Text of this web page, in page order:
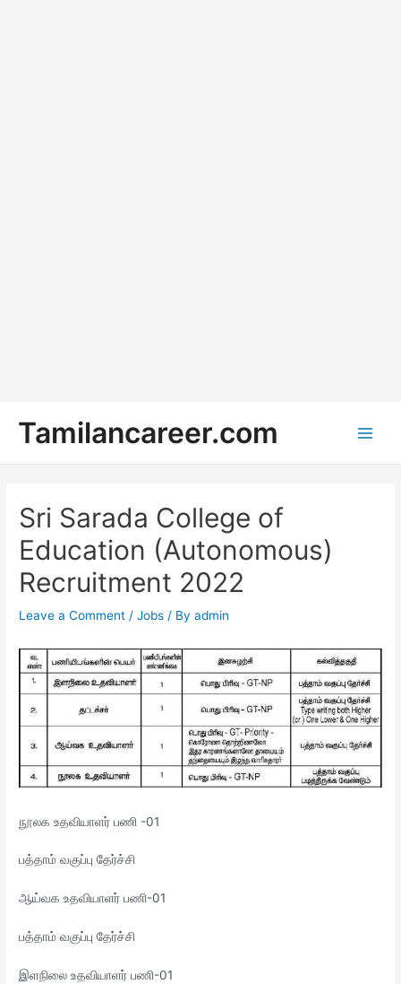
content
Tamilancareer.com
Sri Sarada College of
Education (Autonomous)
Recruitment 2022
Leave a Comment /Jobs / Byadmin
நூலக உதவியாளர் பணி -01
பத்தாம் வகுப்பு தேர்ச்சி
ஆய்வக உதவியாளர் பணி-01
பத்தாம் வகுப்பு தேர்ச்சி
இளநிலை உதவியாளர் பணி-01